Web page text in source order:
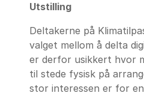
Utstilling
Deltakerne på
valget mellom å delta
er derfor usikkert hvor
til stede fysisk på
stor interessen er for